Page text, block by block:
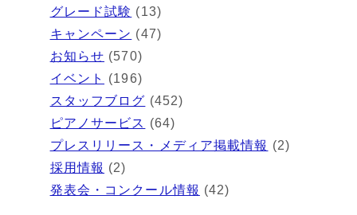
グレード試験 (13)
キャンペーン (47)
お知らせ (570)
イベント
(196)
スタッフブログ (452)
ピアノサービス (64)
プレスリリース・メディア掲載情報 (2)
採用情報 (2)
発表会・コンクール情報 (42)